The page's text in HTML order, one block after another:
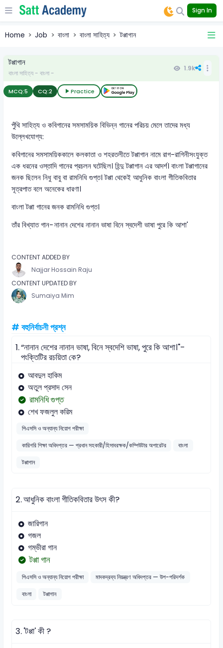
Sign In
Home Job বাংলা বাংলা সাহিত্য টপ্পাগান
টপ্পাগান
বাংলা সাহিত্য - বাংলা -
1.9k
MCQ:5 CQ:2 Practice
পুঁথি সাহিত্য ও কবিগানের সমসাময়িক বিভিন্ন গানের পরিচয় মেলে তাদের মধ্য
উল্লেখযোগ্য:
কবিগানের সমসাময়িককালে কলকাতা ও শহরতলীতে টপ্পাগান নামে রাগ-রাগিনীসংযুক্ত
এক ধরনের ওস্তাদি গানের প্রচলন ঘটেছিল। হিন্দু টপ্পাগান এর আদর্শ। বাংলা টপ্পাগানের
জনক ছিলেন নিধু বাবু বা রামনিধি গুপ্ত। টপ্পা থেকেই আধুনিক বাংলা গীতিকবিতার
সূত্রপাত বলে অনেকের ধারণা।
বাংলা টপ্পা গানের জনক রামনিধি গুপ্ত।
তাঁর বিখ্যাত গান-'নানান দেশের নানান ভাষা বিনে স্বদেশী ভাষা পুরে কি আশা'
CONTENT ADDED BY
Najjar Hossain Raju
CONTENT UPDATED BY
Sumaiya Mim
# বহুনির্বাচনী প্রশ্ন
1.“নানান দেশের নানান ভাষা, বিনে স্বদেশি ভাষা, পুরে কি আশা।"-
পংক্তিটির রচয়িতা কে?
আবদুল হাকিম
অতুল প্রসাদ সেন
রামনিধি গুপ্ত
শেখ ফজলুল করিম
পিএসসি ও অন্যান্য নিয়োগ পরীক্ষা
কারিগরি শিক্ষা অধিদপ্তর — প্রধান সহকারী/হিসাবরক্ষক/কম্পিউটার অপারেটর
বাংলা
টপ্পাগান
2.আধুনিক বাংলা গীতিকবিতার উৎস কী?
জারিগান
গজল
গম্ভীরা গান
টপ্পা গান
পিএসসি ও অন্যান্য নিয়োগ পরীক্ষা
মাদকদ্রব্য নিয়ন্ত্রণ অধিদপ্তর — উপ-পরিদর্শক
বাংলা
টপ্পাগান
3.'টপ্পা' কী ?